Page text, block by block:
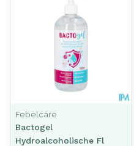
Febelcare
Bactogel
Hydroalcoholische Fl